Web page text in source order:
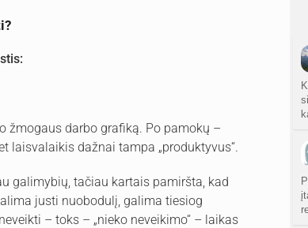
žmogaus darbo grafiką. Po pamokų –
laisvalaikis dažnai tampa „produktyvus“.
galimybių, tačiau kartais pamiršta, kad
justi nuobodulį, galima tiesiog
– toks – „nieko neveikimo“ – laikas